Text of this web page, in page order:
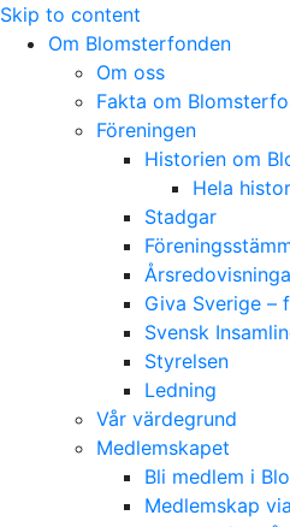
Skip to content
Om Blomsterfonden
Om oss
Fakta om
Föreningen
Historien om
Hela
Stadgar
Giva Sverige –
Svensk
Styrelsen
Ledning
Vår värdegrund
Medlemskapet
Bli medlem i
Medlemskap